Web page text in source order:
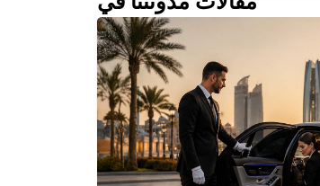
ROME VIA CIPRO (VATICAN)
ROMA - ITALY